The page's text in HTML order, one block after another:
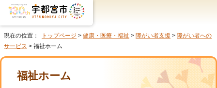
現在の位置： トップページ > 健康・医療・福祉 > 障がい者支援 > 障がい者への
サービス > 福祉ホーム
福祉ホーム